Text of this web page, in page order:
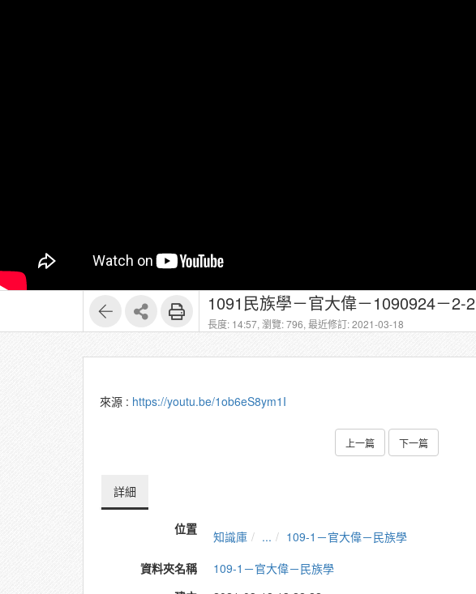
1091民族學－官大偉－1090924－2-2
長度: 14:57, 瀏覽: 796, 最近修訂: 2021-03-18
來源 : https://youtu.be/1ob6eS8ym1I
上一篇 下一篇
詳細
位置 知識庫 ...
109-1－官大偉－民族學
資料夾名稱
109-1－官大偉－民族學